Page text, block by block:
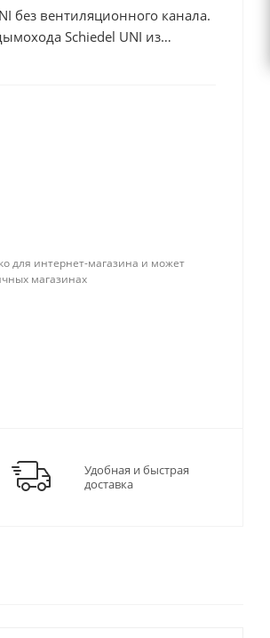
без вентиляционного канала.
Schiedel UNI из
в зависимости от
для интернет-магазина и может
магазинах
Удобная и быстрая
доставка